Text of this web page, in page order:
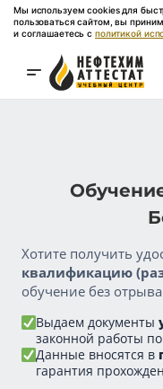
Мы используем cookies для
пользоваться сайтом, вы
и соглашаетесь с политикой
Хотите получить
квалификацию
обучение без
Выдаем документы
законной работы
Данные вносятся в
гарантия